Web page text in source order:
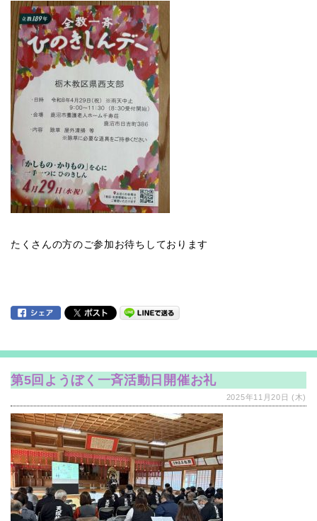
たくさんの方のご参加お待ちしております
第5回ようぼく一斉活動日開催お礼
2025年11月20日 (木)